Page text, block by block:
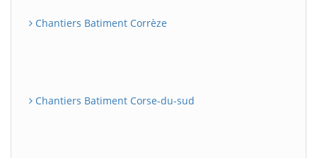
Chantiers Batiment Corrèze
Chantiers Batiment Corse-du-sud